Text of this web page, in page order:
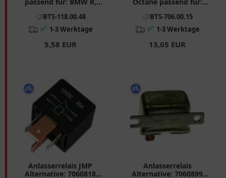
BTS-118.00.48
✅ 1-3 Werktage
5,58 EUR
BT49QT - 10, BT49QT -
12A1
BTS-706.00.15
✅ 1-3 Werktage
13,05 EUR
Anlasserrelais JMP
Alternative: 7060818
Anlasserrelais
Alternative: 7060899